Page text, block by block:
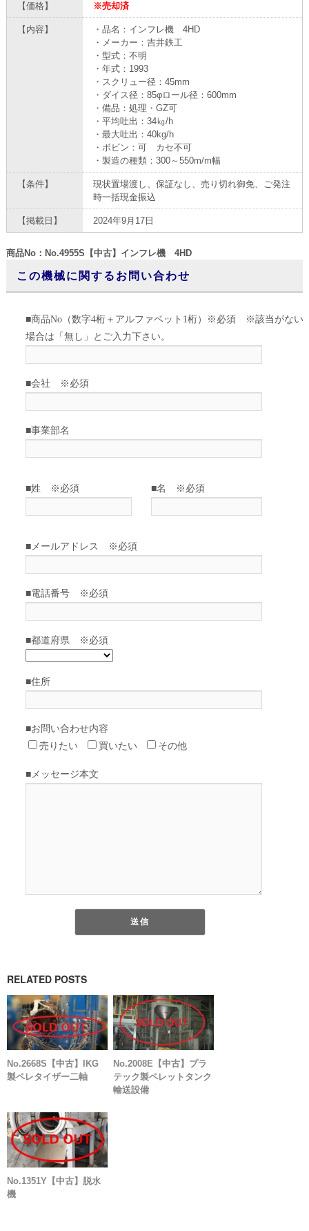
【価格】 ※売却済
【内容】
・品名：インフレ機 4HD
・メーカー：吉井鉄工
・型式：不明
・年式：1993
・スクリュー径：45mm
・ダイス径：85φロール径：600mm
・備品：処理・GZ可
・平均吐出：34㎏/h
・最大吐出：40kg/h
・ボビン：可 カセ不可
・製造の種類：300～550m/m幅
【条件】
現状置場渡し、保証なし、売り切れ御免、ご発注
時一括現金振込
【掲載日】 2024年9月17日
商品No：No.4955S【中古】インフレ機 4HD
この機械に関するお問い合わせ
RELATED POSTS
No.2668S【中古】IKG
製ペレタイザー二軸
No.2008E【中古】プラ
テック製ペレットタンク
輸送設備
No.1351Y【中古】脱水
機